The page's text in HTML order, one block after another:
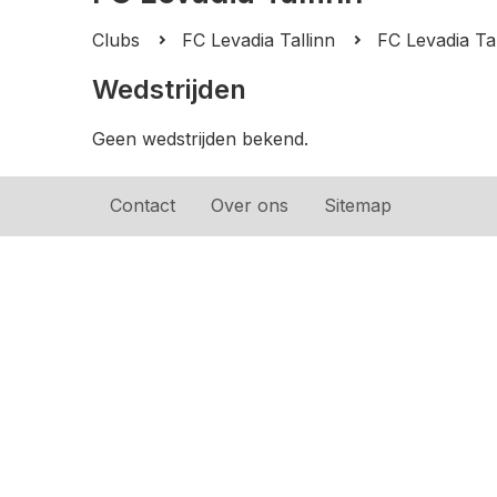
Clubs FC Levadia Tallinn FC Levadia
Wedstrijden
Geen wedstrijden bekend.
Contact Over ons Sitemap